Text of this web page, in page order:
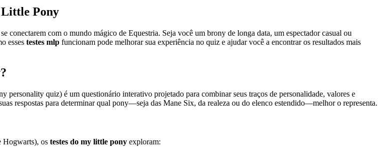
Little Pony
conectarem com o mundo mágico de Equestria. Seja você um brony de longa data, um espectador casual ou
esses testes mlp funcionam pode melhorar sua experiência no quiz e ajudar você a encontrar os resultados mais
personality quiz) é um questionário interativo projetado para combinar seus traços de personalidade, valores e
respostas para determinar qual pony—seja das Mane Six, da realeza ou do elenco estendido—melhor o representa.
Hogwarts), os testes do my little pony exploram: